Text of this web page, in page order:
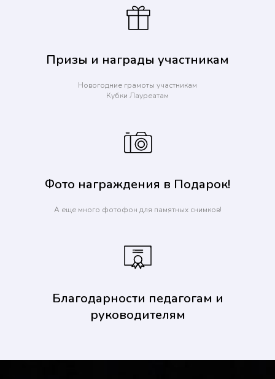
Призы и награды участникам
Новогодние грамоты участникам
Кубки Лауреатам
Фото награждения в Подарок!
А еще много фотофон для памятных снимков!
Благодарности педагогам и
руководителям